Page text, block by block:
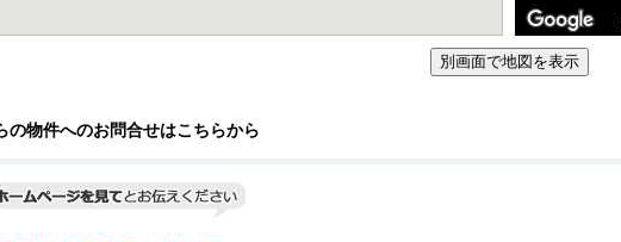
物件へのお問合せはこちらから